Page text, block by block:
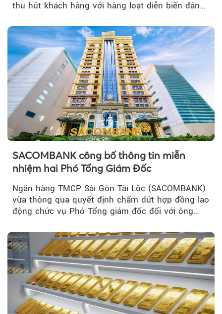
thu hút khách hàng với hàng loạt diễn biến đáng
SACOMBANK công bố thông tin miễn
nhiệm hai Phó Tổng Giám Đốc
Ngân hàng TMCP Sài Gòn Tài Lộc (SACOMBANK)
vừa thông qua quyết định chấm dứt hợp đồng lao
động chức vụ Phó Tổng giám đốc đối với ông